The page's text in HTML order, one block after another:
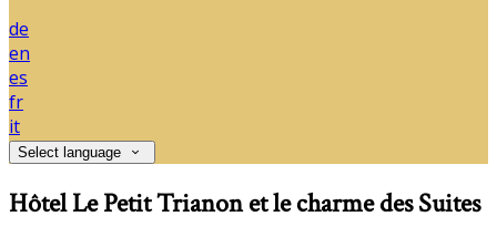
de
en
es
fr
it
Select language
Hôtel Le Petit Trianon et le charme des Suites